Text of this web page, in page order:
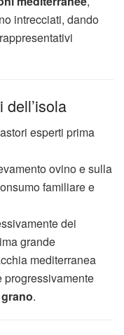
intrecciati, dando
esperti prima
ovino e sulla
familiare e
dei
grande
mediterranea
progressivamente
.